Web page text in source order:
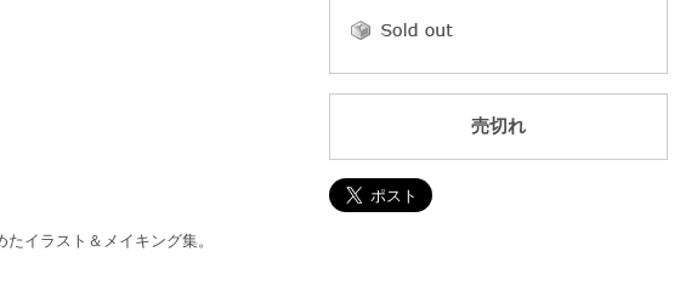
イラスト＆メイキング集。
売切れ